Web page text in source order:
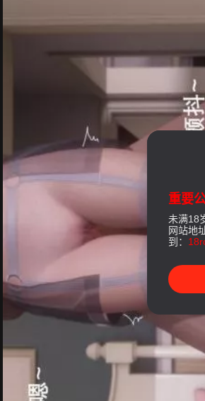
重要
未满18
网站地
到：